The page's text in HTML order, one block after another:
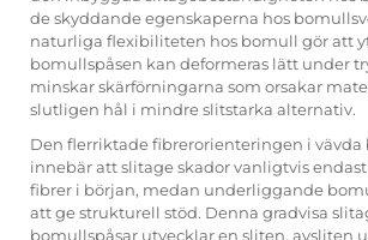
de skyddande egenskaperna hos
naturliga flexibiliteten hos bomull gör att
bomullspåsen kan deformeras lätt under
minskar skärförningarna som orsakar
slutligen hål i mindre slitstarka alternativ.
Den flerriktade fibrerorienteringen i vävda
innebär att slitage skador vanligtvis
fibrer i början, medan underliggande
att ge strukturell stöd. Denna gradvisa
bomullspåsar utvecklar en sliten, avsliten